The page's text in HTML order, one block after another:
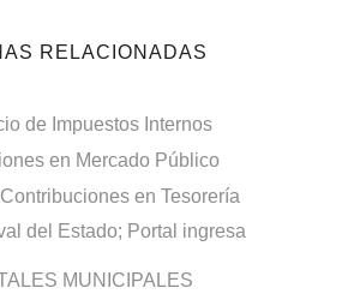
RELACIONADAS
de Impuestos Internos
en Mercado Público
en Tesorería
del Estado; Portal ingresa
MUNICIPALES